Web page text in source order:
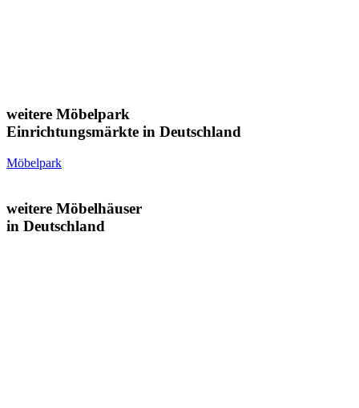
weitere Möbelpark
Einrichtungsmärkte in Deutschland
Möbelpark
weitere Möbelhäuser
in Deutschland